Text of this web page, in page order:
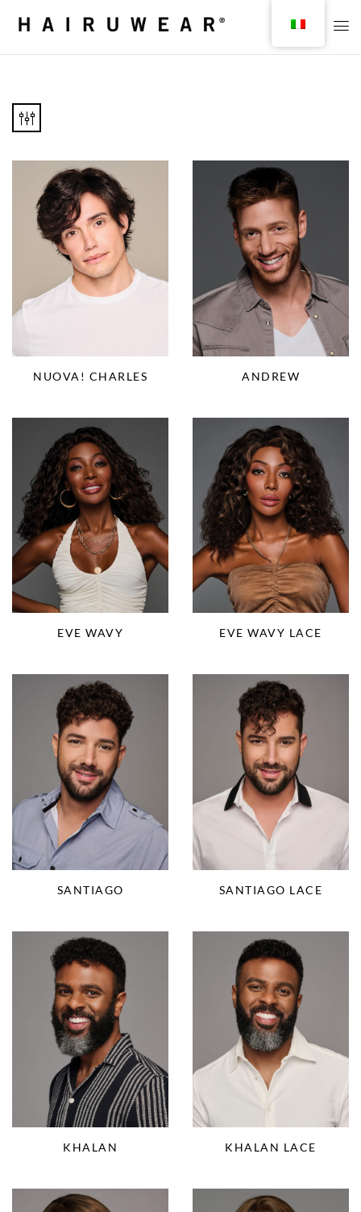
NUOVA! CHARLES ANDREW
EVE WAVY EVE WAVY LACE
SANTIAGO SANTIAGO LACE
KHALAN KHALAN LACE